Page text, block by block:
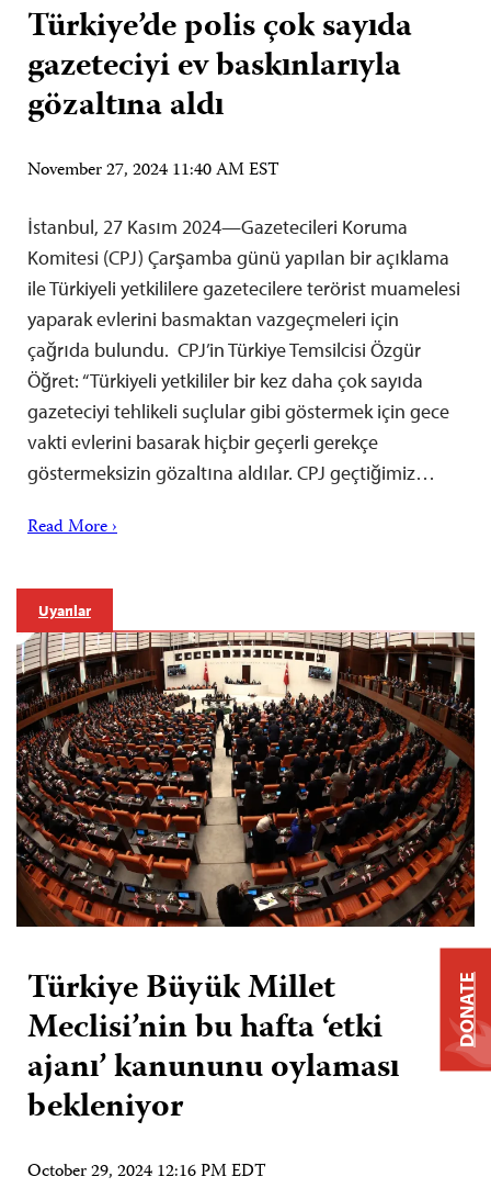
Türkiye’de polis çok sayıda
gazeteciyi ev baskınlarıyla
gözaltına aldı
November 27, 2024 11:40 AM EST
İstanbul, 27 Kasım 2024—Gazetecileri Koruma
Komitesi (CPJ) Çarşamba günü yapılan bir açıklama
ile Türkiyeli yetkililere gazetecilere terörist muamelesi
yaparak evlerini basmaktan vazgeçmeleri için
çağrıda bulundu. CPJ’in Türkiye Temsilcisi Özgür
Öğret: “Türkiyeli yetkililer bir kez daha çok sayıda
gazeteciyi tehlikeli suçlular gibi göstermek için gece
vakti evlerini basarak hiçbir geçerli gerekçe
göstermeksizin gözaltına aldılar. CPJ geçtiğimiz…
Read More ›
Uyarılar
Türkiye Büyük Millet
Meclisi’nin bu hafta ‘etki
ajanı’ kanununu oylaması
bekleniyor
October 29, 2024 12:16 PM EDT
DONATE